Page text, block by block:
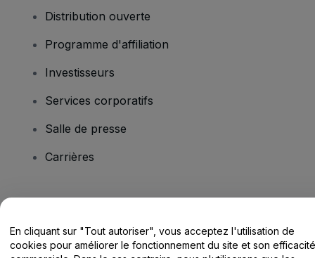
Distribution ouverte
Programme d'affiliation
Investisseurs
Services corporatifs
Salle de presse
Carrières
Centre d'assistance / Nous contacter
En cliquant sur "Tout autoriser", vous acceptez l'utilisation de
cookies pour améliorer le fonctionnement du site et son efficacité